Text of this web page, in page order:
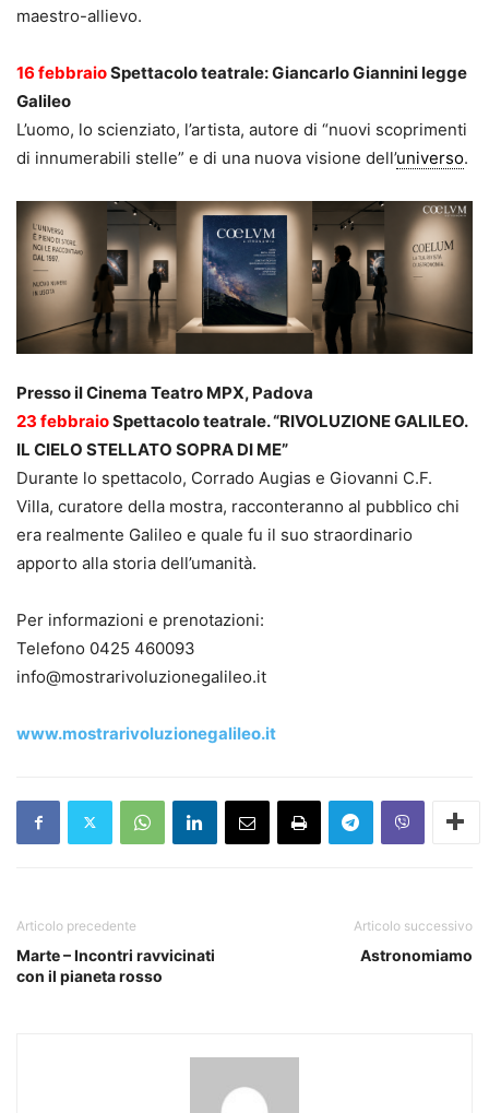
maestro-allievo.
16 febbraioSpettacolo teatrale: Giancarlo Giannini legge
Galileo
L’uomo, lo scienziato, l’artista, autore di “nuovi scoprimenti
di innumerabili stelle” e di una nuova visione dell’universo.
Presso il Cinema Teatro MPX, Padova
23 febbraioSpettacolo teatrale. “RIVOLUZIONE GALILEO.
IL CIELO STELLATO SOPRA DI ME”
Durante lo spettacolo, Corrado Augias e Giovanni C.F.
Villa, curatore della mostra, racconteranno al pubblico chi
era realmente Galileo e quale fu il suo straordinario
apporto alla storia dell’umanità.
Per informazioni e prenotazioni:
Telefono 0425 460093
info@mostrarivoluzionegalileo.it
www.mostrarivoluzionegalileo.it
Articolo precedente
Marte – Incontri ravvicinati
con il pianeta rosso
Articolo successivo
Astronomiamo